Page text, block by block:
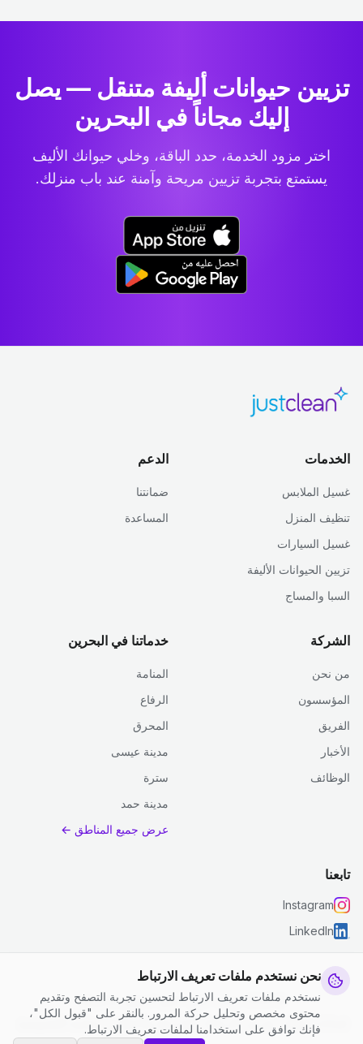
نحن نستخدم ملفات تعريف الارتباط
نستخدم ملفات تعريف الارتباط لتحسين تجربة التصفح وتقديم
محتوى مخصص وتحليل حركة المرور. بالنقر على "قبول الكل"،
فإنك توافق على استخدامنا لملفات تعريف الارتباط.
تزيين حيوانات أليفة متنقل — يصل
إليك مجاناً في البحرين
اختر مزود الخدمة، حدد الباقة، وخلي حيوانك الأليف
يستمتع بتجربة تزيين مريحة وآمنة عند باب منزلك.
الخدمات
غسيل الملابس
تنظيف المنزل
غسيل السيارات
تزيين الحيوانات الأليفة
السبا والمساج
الدعم
ضمانتنا
المساعدة
الشركة
من نحن
المؤسسون
الفريق
الأخبار
الوظائف
خدماتنا في البحرين
المنامة
الرفاع
المحرق
مدينة عيسى
سترة
مدينة حمد
عرض جميع المناطق ←
تابعنا
Instagram
LinkedIn
© 2026 جست كلين. جميع الحقوق محفوظة.
سياسة الخصوصية
الشروط والأحكام | إعدادات ملفات تعريف الارتباط